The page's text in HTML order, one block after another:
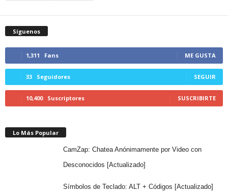
Síguenos
1,311 Fans ME GUSTA
33 Seguidores SEGUIR
10,400 Suscriptores SUSCRIBIRTE
Lo Más Popular
CamZap: Chatea Anónimamente por Video con
Desconocidos [Actualizado]
Símbolos de Teclado: ALT + Códigos [Actualizado]